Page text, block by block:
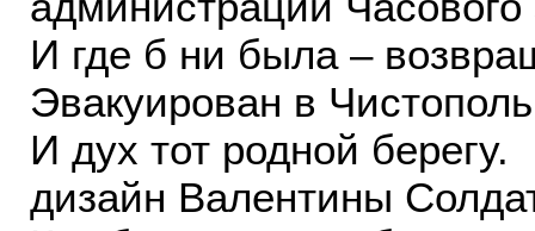
И где б ни была –
Эвакуирован в
И дух тот
дизайн Валентины